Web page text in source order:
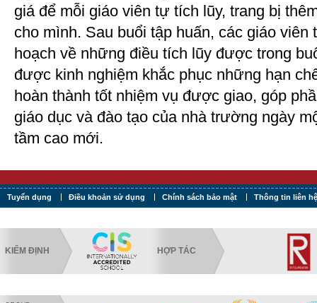
giá để mỗi giáo viên tự tích lũy, trang bị
cho mình. Sau buổi tập huấn, các giáo viên
hoạch về những điều tích lũy được trong
được kinh nghiệm khắc phục những hạn
hoàn thành tốt nhiệm vụ được giao, góp
giáo dục và đào tạo của nhà trường ngày
tầm cao mới.
Tuyển dụng Điều khoản sử dụng Chính sách bảo mật Thông tin liên hệ
KIỂM ĐỊNH HỢP TÁC